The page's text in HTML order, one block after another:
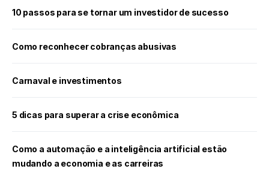
10 passos para se tornar um investidor de sucesso
Como reconhecer cobranças abusivas
Carnaval e investimentos
5 dicas para superar a crise econômica
Como a automação e a inteligência artificial estão
mudando a economia e as carreiras